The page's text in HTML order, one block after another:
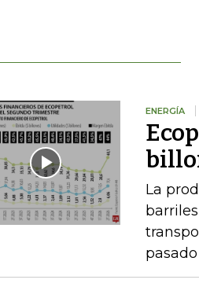
ENERGÍA
La
pasado